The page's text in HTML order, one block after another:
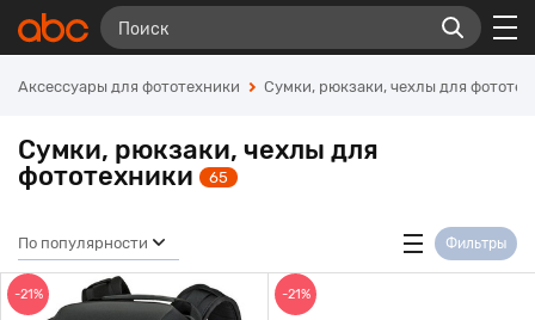
Аксессуары для фототехники Сумки, рюкзаки, чехлы для
Сумки, рюкзаки, чехлы для
фототехники
65
По популярности Фильтры
-21% -21%